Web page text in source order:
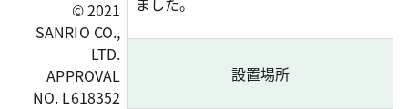
© 2021
SANRIO CO.,
LTD.
APPROVAL
NO. L618352
設置場所